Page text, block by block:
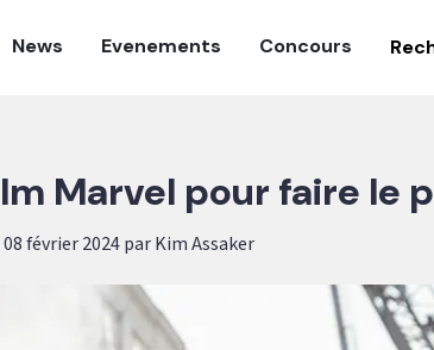
News Evenements Concours
Marvel pour faire le
08 février 2024 par Kim Assaker